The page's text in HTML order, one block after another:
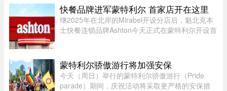
雨量达100毫米，导致主城区大淹水。游客最爱逛
的中央大街，也积水严重。民众 ...
快餐品牌进军蒙特利尔 首家店开在这里
继2025年在北岸的Mirabel开设分店后，魁北克本
土快餐连锁品牌Ashton今天正式在蒙特利尔开设首
（poutine）的顾客可以在这里品尝这款经 ...
蒙特利尔骄傲游行将加强安保
今天（周日）举行的蒙特利尔骄傲游行（Pride
parade）期间，庆祝活动将采取更严格的安保措